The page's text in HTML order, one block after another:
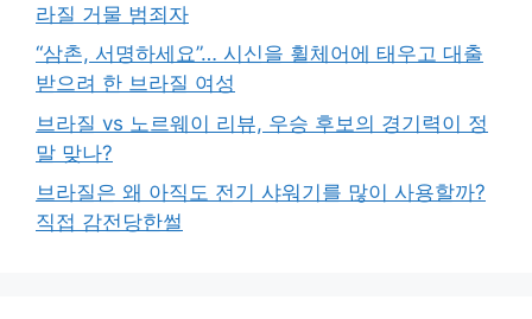
라질 거물 범죄자
“삼촌, 서명하세요”… 시신을 휠체어에 태우고 대출
받으려 한 브라질 여성
브라질 vs 노르웨이 리뷰, 우승 후보의 경기력이 정
말 맞나?
브라질은 왜 아직도 전기 샤워기를 많이 사용할까?
직접 감전당한썰